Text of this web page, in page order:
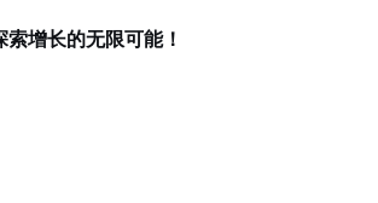
增长的无限可能！